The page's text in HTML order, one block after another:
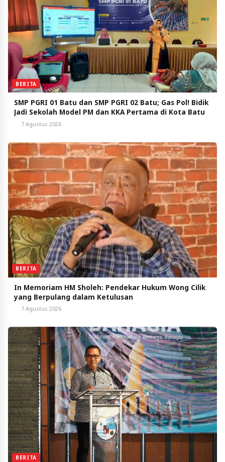
BERITA
SMP PGRI 01 Batu dan SMP PGRI 02 Batu; Gas Pol! Bidik
Jadi Sekolah Model PM dan KKA Pertama di Kota Batu
7 Agustus 2026
BERITA
In Memoriam HM Sholeh: Pendekar Hukum Wong Cilik
yang Berpulang dalam Ketulusan
7 Agustus 2026
BERITA